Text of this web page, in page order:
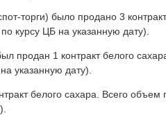
торги) было продано 3
курсу ЦБ на указанную дату).
продан 1 контракт белого
указанную дату).
белого сахара. Всего объем